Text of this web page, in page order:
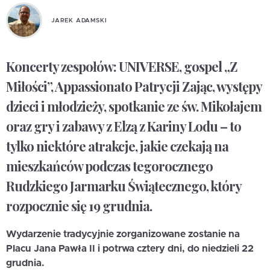
JAREK ADAMSKI
Koncerty zespołów: UNIVERSE, gospel „Z
Miłości”, Appassionato Patrycji Zając, występy
dzieci i młodzieży, spotkanie ze św. Mikołajem
oraz gry i zabawy z Elzą z Kariny Lodu – to
tylko niektóre atrakcje, jakie czekają na
mieszkańców podczas tegorocznego
Rudzkiego Jarmarku Świątecznego, który
rozpocznie się 19 grudnia.
Wydarzenie tradycyjnie zorganizowane zostanie na
Placu Jana Pawła II i potrwa cztery dni, do niedzieli 22
grudnia.